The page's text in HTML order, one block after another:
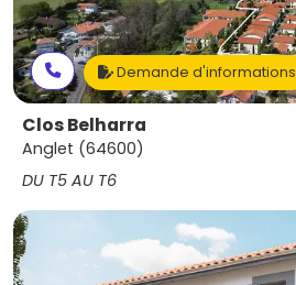
Demande d'informations
Clos Belharra
Anglet (64600)
DU T5 AU T6